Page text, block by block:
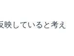
映していると考え